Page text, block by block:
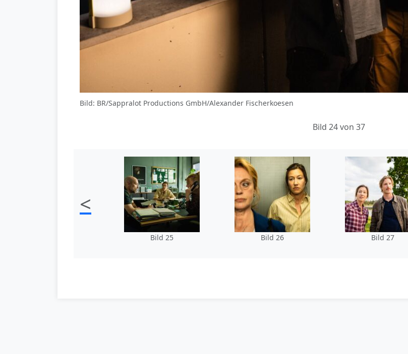
Bild: BR/Sappralot Productions GmbH/Alexander Fischerkoesen
Bild 24 von 37
<
Bild 25 Bild 26 Bild 27